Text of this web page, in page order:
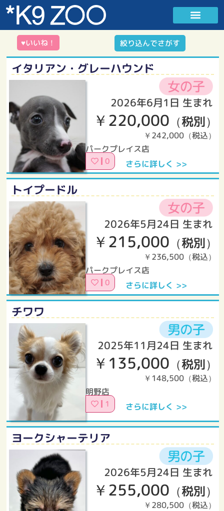
♥いいね！ 絞り込んでさがす
イタリアン・グレーハウンド
2026年6月1日 生まれ
￥220,000 （税別）
￥242,000（税込）
パークプレイス店
0 さらに詳しく >>
トイプードル
2026年5月24日 生まれ
￥215,000 （税別）
￥236,500（税込）
パークプレイス店
0 さらに詳しく >>
チワワ
2025年11月24日 生まれ
￥135,000 （税別）
￥148,500（税込）
明野店
1 さらに詳しく >>
ヨークシャーテリア
2026年5月24日 生まれ
￥255,000 （税別）
￥280,500（税込）